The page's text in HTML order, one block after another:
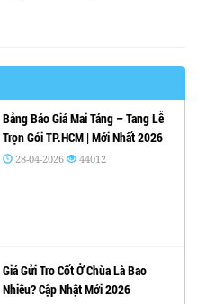
Bảng Báo Giá Mai Táng – Tang Lễ
Trọn Gói TP.HCM | Mới Nhất 2026
28-04-2026 44012
Giá Gửi Tro Cốt Ở Chùa Là Bao
Nhiêu? Cập Nhật Mới 2026